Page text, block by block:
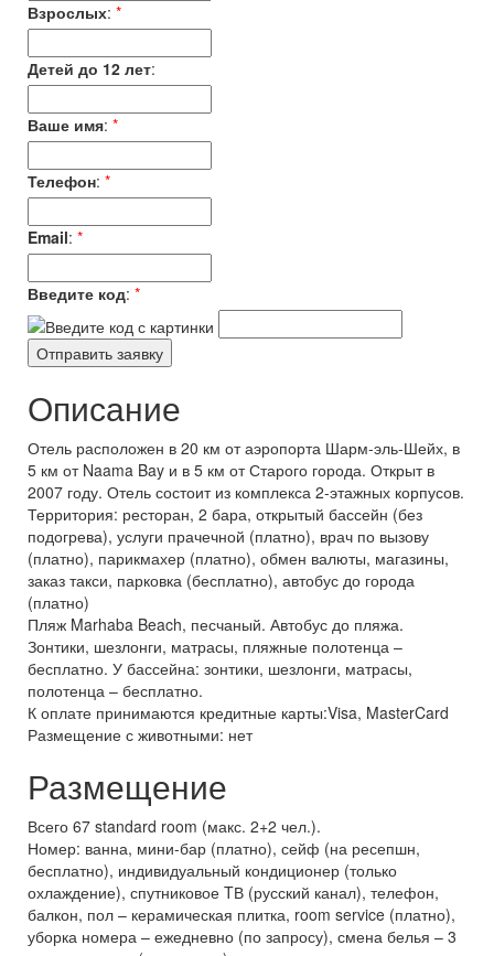
Взрослых: *
Детей до 12 лет:
Ваше имя: *
Телефон: *
Email: *
Введите код: *
Описание
Отель расположен в 20 км от аэропорта Шарм-эль-Шейх, в
5 км от Naama Bay и в 5 км от Старого города. Открыт в
2007 году. Отель состоит из комплекса 2-этажных корпусов.
Территория: ресторан, 2 бара, открытый бассейн (без
подогрева), услуги прачечной (платно), врач по вызову
(платно), парикмахер (платно), обмен валюты, магазины,
заказ такси, парковка (бесплатно), автобус до города
(платно)
Пляж Marhaba Beach, песчаный. Автобус до пляжа.
Зонтики, шезлонги, матрасы, пляжные полотенца –
бесплатно. У бассейна: зонтики, шезлонги, матрасы,
полотенца – бесплатно.
К оплате принимаются кредитные карты:Visa, MasterCard
Размещение с животными: нет
Размещение
Всего 67 standard room (макс. 2+2 чел.).
Номер: ванна, мини-бар (платно), сейф (на ресепшн,
бесплатно), индивидуальный кондиционер (только
охлаждение), спутниковое TВ (русский канал), телефон,
балкон, пол – керамическая плитка, room service (платно),
уборка номера – ежедневно (по запросу), смена белья – 3